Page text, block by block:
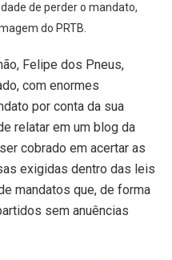
de perder o mandato,
do PRTB.
Felipe dos Pneus,
com enormes
por conta da sua
relatar em um blog da
cobrado em acertar as
exigidas dentro das leis
mandatos que, de forma
sem anuências